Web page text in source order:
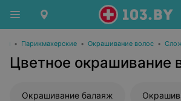
• Парикмахерские • Окрашивание волос •
Цветное окрашивание
Окрашивание балаяж